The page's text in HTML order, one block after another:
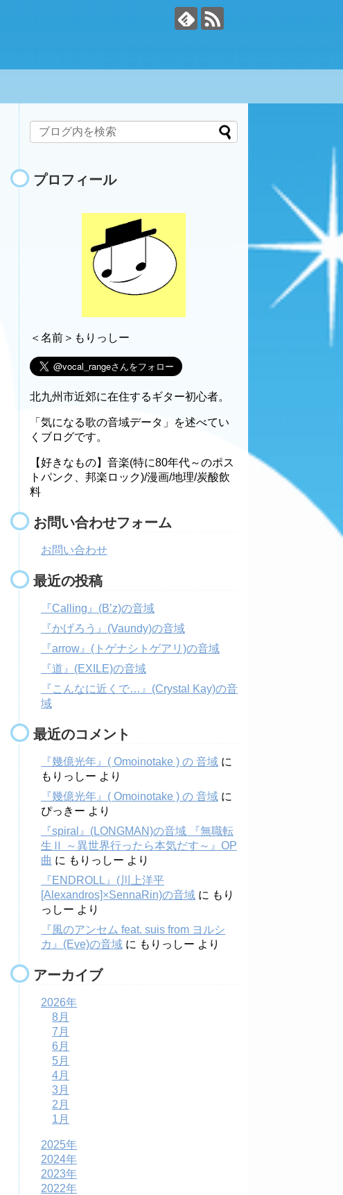
プロフィール
＜名前＞もりっしー
北九州市近郊に在住するギター初心者。
「気になる歌の音域データ」を述べてい
くブログです。
【好きなもの】音楽(特に80年代～のポス
トパンク、邦楽ロック)/漫画/地理/炭酸飲
料
お問い合わせフォーム
お問い合わせ
最近の投稿
『Calling』(B’z)の音域
『かげろう』(Vaundy)の音域
『arrow』(トゲナシトゲアリ)の音域
『道』(EXILE)の音域
『こんなに近くで…』(Crystal Kay)の音
域
最近のコメント
『幾億光年』( Omoinotake ) の 音域 に
もりっしー より
『幾億光年』( Omoinotake ) の 音域 に
ぴっきー より
『spiral』(LONGMAN)の音域 『無職転
生Ⅱ ～異世界行ったら本気だす～』OP
曲 に もりっしー より
『ENDROLL』(川上洋平
[Alexandros]×SennaRin)の音域 に もり
っしー より
『風のアンセム feat. suis from ヨルシ
カ』(Eve)の音域 に もりっしー より
アーカイブ
2026年
8月
7月
6月
5月
4月
3月
2月
1月
2025年
2024年
2023年
2022年